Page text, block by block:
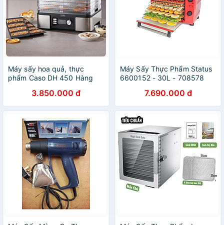
Máy sấy hoa quả, thực
phẩm Caso DH 450 Hàng
3.850.000 đ
Máy Sấy Thực Phẩm Status
6600152 - 30L - 708578
7.690.000 đ